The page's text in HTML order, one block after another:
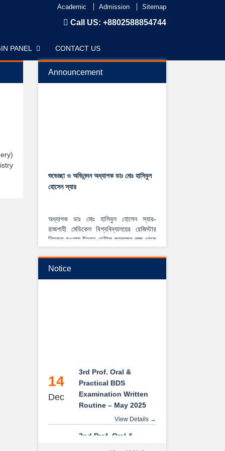
Academic Admission Sitemap
Call US: +8802588854744
PANEL CONTACT US
Announcement
শুভেচ্ছা ও অভিনন্দন অধ্যাপক ডাঃ মোঃ হাসিবুল
অধ্যাপক ডাঃ মোঃ হাসিবুল হোসেন স্যার-
রাজশাহী মেডিকেল বিশ্ববিদ্যালয়ের রেজিস্টার
নিযুক্ত হওয়ায় উদয়ন ডেন্টাল কলেজের পক্ষ থেকে
২০২৫-২০২৬ইং শিক্ষাবর্ষে বেসরকারি ডেন্টাল
Notice
14
Dec
3rd Prof. Oral &
Practical BDS
Examination Written
Routine – May 2025
2nd Prof. Oral &